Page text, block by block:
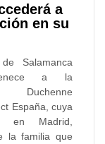
a
en su
Salamanca
a la
Duchenne
España, cuya
en Madrid,
la familia que